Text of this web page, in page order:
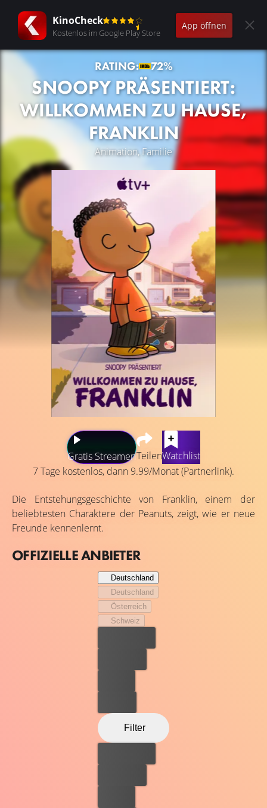
KinoCheck
Kostenlos im Google Play Store
App öffnen
RATING: 72%
SNOOPY PRÄSENTIERT:
WILLKOMMEN ZU HAUSE,
FRANKLIN
Animation, Familie
Gratis StreamenTeilenWatchlist
7 Tage kostenlos, dann 9.99/Monat (Partnerlink).
Die Entstehungsgeschichte von Franklin, einem der
beliebtesten Charaktere der Peanuts, zeigt, wie er neue
Freunde kennenlernt.
OFFIZIELLE ANBIETER
Deutschland
Deutschland
Österreich
Schweiz
Filter